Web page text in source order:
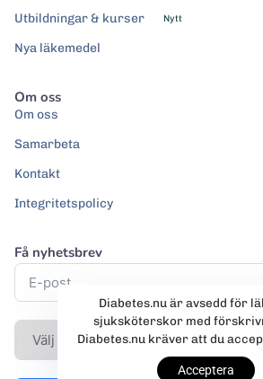
Utbildningar & kurser
Nytt
Nya läkemedel
Om oss
Om oss
Samarbeta
Kontakt
Integritetspolicy
Få nyhetsbrev
Diabetes.nu är avsedd för
sjuksköterskor med
Diabetes.nu kräver att du
Acceptera